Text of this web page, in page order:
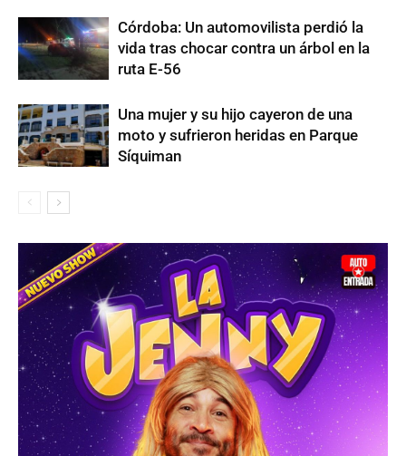
Córdoba: Un automovilista perdió la
vida tras chocar contra un árbol en la
ruta E-56
Una mujer y su hijo cayeron de una
moto y sufrieron heridas en Parque
Síquiman